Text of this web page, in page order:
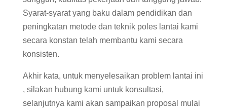
Syarat-syarat yang baku dalam pendidikan dan
peningkatan metode dan teknik poles lantai kami
secara konstan telah membantu kami secara
konsisten.
Akhir kata, untuk menyelesaikan problem lantai ini
, silakan hubung kami untuk konsultasi,
selanjutnya kami akan sampaikan proposal mulai